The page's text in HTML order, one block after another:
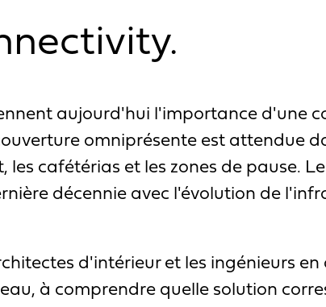
aujourd'hui l'importance d'une
omniprésente est attendue
cafétérias et les zones de pause.
décennie avec l'évolution de
d'intérieur et les ingénieurs
à comprendre quelle solution